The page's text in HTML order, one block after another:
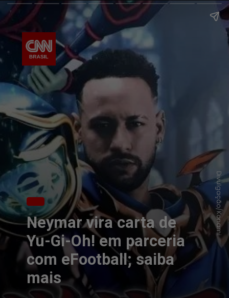
Neymar vira carta de
Yu-Gi-Oh! em parceria
com eFootball; saiba
mais
Divulgação/Konami